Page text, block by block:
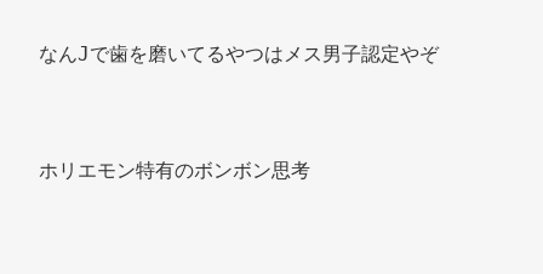
なんJで歯を磨いてるやつはメス男子認定やぞ
ホリエモン特有のボンボン思考